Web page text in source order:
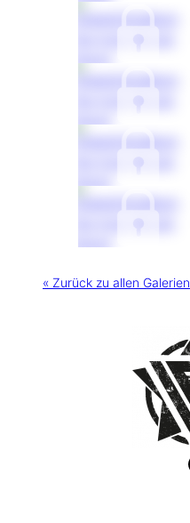
« Zurück zu allen Galerien